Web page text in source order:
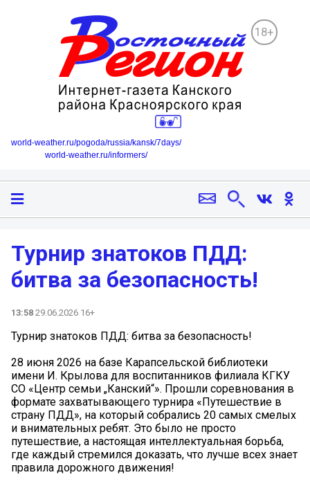
18+
world-weather.ru/pogoda/russia/kansk/7days/
world-weather.ru/informers/
Турнир знатоков ПДД:
битва за безопасность!
13:58 29.06.2026 16+
Турнир знатоков ПДД: битва за безопасность!
28 июня 2026 на базе Карапсельской библиотеки
имени И. Крылова для воспитанников филиала КГКУ
СО «Центр семьи „Канский“». Прошли соревнования в
формате захватывающего турнира «Путешествие в
страну ПДД», на который собрались 20 самых смелых
и внимательных ребят. Это было не просто
путешествие, а настоящая интеллектуальная борьба,
где каждый стремился доказать, что лучше всех знает
правила дорожного движения!